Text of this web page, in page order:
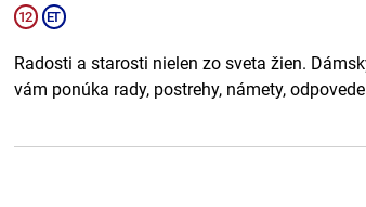
Radosti a starosti nielen zo sveta žien.
vám ponúka rady, postrehy, námety,